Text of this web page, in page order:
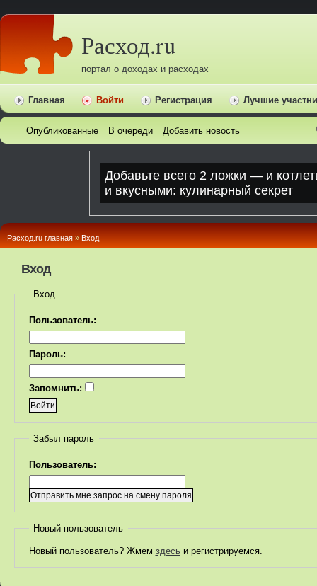
Расход.ru
портал о доходах и расходах
Главная Войти Регистрация Лучшие
Опубликованные В очереди Добавить новость
Расход.ru главная » Вход
Вход
Вход
Пользователь:
Пароль:
Запомнить:
Забыл пароль
Пользователь:
Новый пользователь
Новый пользователь? Жмем здесьи регистрируемся.